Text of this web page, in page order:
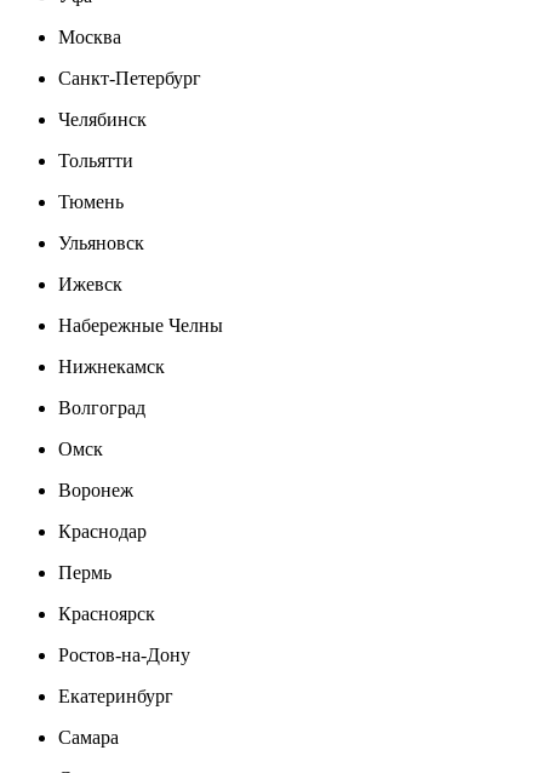
Москва
Санкт-Петербург
Челябинск
Тольятти
Тюмень
Ульяновск
Ижевск
Набережные Челны
Нижнекамск
Волгоград
Омск
Воронеж
Краснодар
Пермь
Красноярск
Ростов-на-Дону
Екатеринбург
Самара